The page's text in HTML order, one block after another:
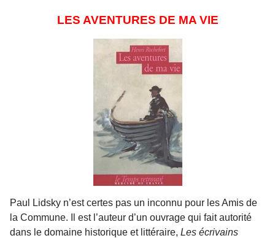
LES AVENTURES DE MA VIE
Paul Lidsky n’est certes pas un inconnu pour les Amis de
la Commune. Il est l’auteur d’un ouvrage qui fait autorité
dans le domaine historique et littéraire, Les écrivains